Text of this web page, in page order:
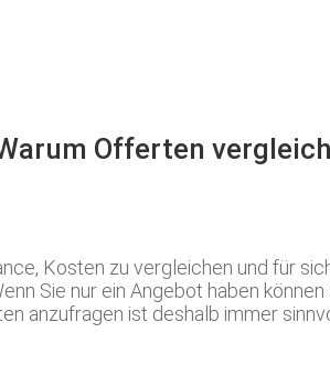
Offerten
Kosten zu vergleichen und für
Sie nur ein Angebot haben
anzufragen ist deshalb immer